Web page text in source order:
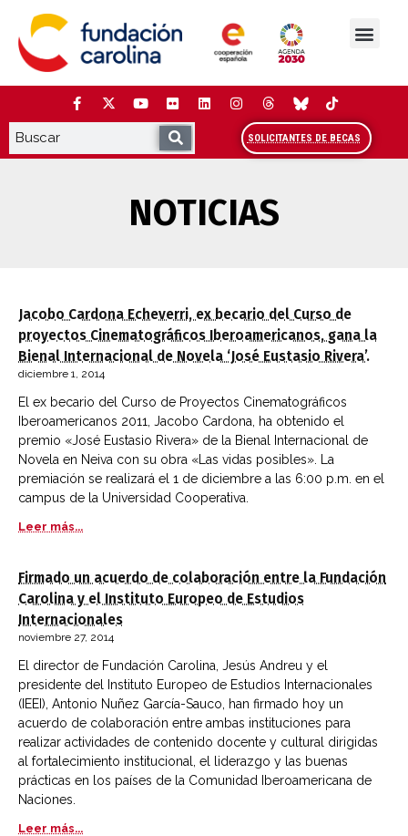
contenido
SOLICITANTES DE BECAS
NOTICIAS
Jacobo Cardona Echeverri, ex becario del Curso de
proyectos Cinematográficos Iberoamericanos, gana la
Bienal Internacional de Novela ‘José Eustasio Rivera’.
diciembre 1, 2014
El ex becario del Curso de Proyectos Cinematográficos
Iberoamericanos 2011, Jacobo Cardona, ha obtenido el
premio «José Eustasio Rivera» de la Bienal Internacional de
Novela en Neiva con su obra «Las vidas posibles». La
premiación se realizará el 1 de diciembre a las 6:00 p.m. en el
campus de la Universidad Cooperativa.
Leer más...
Firmado un acuerdo de colaboración entre la Fundación
Carolina y el Instituto Europeo de Estudios
Internacionales
noviembre 27, 2014
El director de Fundación Carolina, Jesús Andreu y el
presidente del Instituto Europeo de Estudios Internacionales
(IEEI), Antonio Nuñez García-Sauco, han firmado hoy un
acuerdo de colaboración entre ambas instituciones para
realizar actividades de contenido docente y cultural dirigidas
al fortalecimiento institucional, el liderazgo y las buenas
prácticas en los países de la Comunidad Iberoamericana de
Naciones.
Leer más...